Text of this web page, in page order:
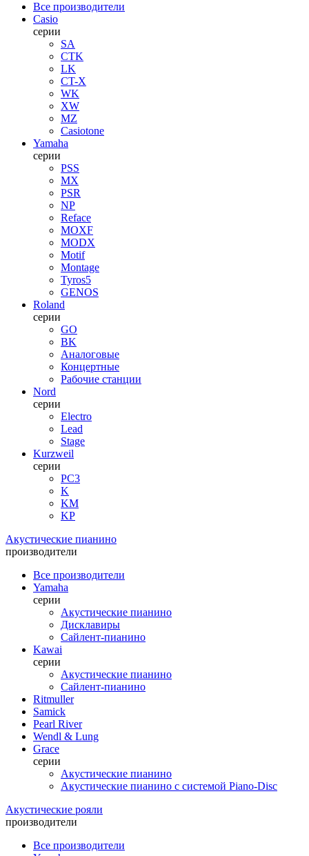
Все производители
Casio
серии
SA
CTK
LK
CT-X
WK
XW
MZ
Casiotone
Yamaha
серии
PSS
MX
PSR
NP
Reface
MOXF
MODX
Motif
Montage
Tyros5
GENOS
Roland
серии
GO
BK
Аналоговые
Концертные
Рабочие станции
Nord
серии
Electro
Lead
Stage
Kurzweil
серии
PC3
K
KM
KP
Акустические пианино
производители
Все производители
Yamaha
серии
Акустические пианино
Дисклавиры
Сайлент-пианино
Kawai
серии
Акустические пианино
Сайлент-пианино
Ritmuller
Samick
Pearl River
Wendl & Lung
Grace
серии
Акустические пианино
Акустические пианино с системой Piano-Disc
Акустические рояли
производители
Все производители